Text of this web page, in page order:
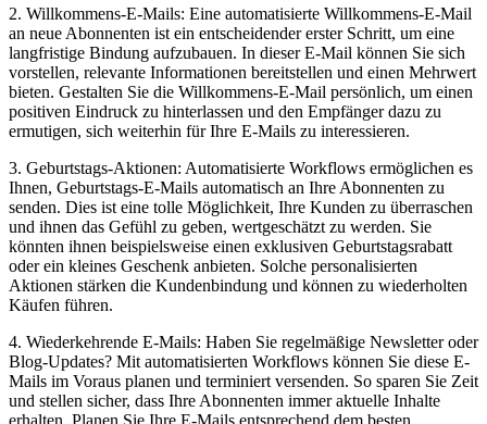
2. Willkommens-E-Mails: Eine automatisierte Willkommens-E-Mail
an neue Abonnenten ist ein entscheidender erster Schritt, um eine
langfristige Bindung aufzubauen. In dieser E-Mail können Sie sich
vorstellen, relevante Informationen bereitstellen und einen Mehrwert
bieten. Gestalten Sie die Willkommens-E-Mail persönlich, um einen
positiven Eindruck zu hinterlassen und den Empfänger dazu zu
ermutigen, sich weiterhin für Ihre E-Mails zu interessieren.
3. Geburtstags-Aktionen: Automatisierte Workflows ermöglichen es
Ihnen, Geburtstags-E-Mails automatisch an Ihre Abonnenten zu
senden. Dies ist eine tolle Möglichkeit, Ihre Kunden zu überraschen
und ihnen das Gefühl zu geben, wertgeschätzt zu werden. Sie
könnten ihnen beispielsweise einen exklusiven Geburtstagsrabatt
oder ein kleines Geschenk anbieten. Solche personalisierten
Aktionen stärken die Kundenbindung und können zu wiederholten
Käufen führen.
4. Wiederkehrende E-Mails: Haben Sie regelmäßige Newsletter oder
Blog-Updates? Mit automatisierten Workflows können Sie diese E-
Mails im Voraus planen und terminiert versenden. So sparen Sie Zeit
und stellen sicher, dass Ihre Abonnenten immer aktuelle Inhalte
erhalten. Planen Sie Ihre E-Mails entsprechend dem besten